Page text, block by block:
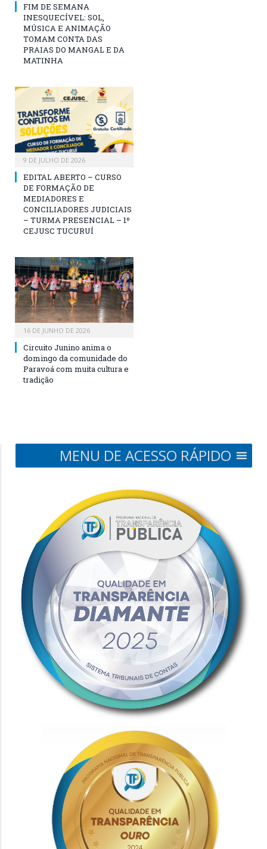
FIM DE SEMANA
INESQUECÍVEL: SOL,
MÚSICA E ANIMAÇÃO
TOMAM CONTA DAS
PRAIAS DO MANGAL E DA
MATINHA
9 DE JULHO DE 2026
EDITAL ABERTO – CURSO
DE FORMAÇÃO DE
MEDIADORES E
CONCILIADORES JUDICIAIS
– TURMA PRESENCIAL – 1º
CEJUSC TUCURUÍ
16 DE JUNHO DE 2026
Circuito Junino anima o
domingo da comunidade do
Paravoá com muita cultura e
tradição
MENU DE ACESSO RÁPIDO